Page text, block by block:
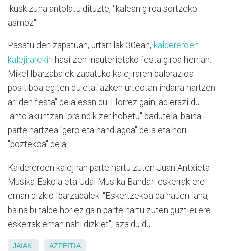
ikuskizuna antolatu dituzte, "kalean giroa sortzeko
asmoz".
Pasatu den zapatuan, urtarrilak 30ean, kaldereroen
kalejirarekin hasi zen inauterietako festa giroa herrian.
Mikel Ibarzabalek zapatuko kalejiraren balorazioa
positiboa egiten du eta "azken urteotan indarra hartzen
ari den festa" dela esan du. Horrez gain, adierazi du
antolakuntzan "oraindik zer hobetu" badutela, baina
parte hartzea "gero eta handiagoa" dela eta hori
"poztekoa" dela.
Kaldereroen kalejiran parte hartu zuten Juan Antxieta
Musika Eskola eta Udal Musika Bandari eskerrak ere
eman dizkio Ibarzabalek: "Eskertzekoa da hauen lana,
baina bi talde horiez gain parte hartu zuten guztiei ere
eskerrak eman nahi dizkiet", azaldu du.
JAIAK AZPEITIA